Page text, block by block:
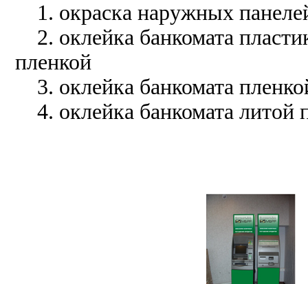
1. окраска наружных
2. оклейка банкомата
пленкой
3. оклейка банкомата
4. оклейка банкомата литой